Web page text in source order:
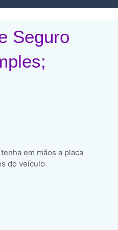
Seguro
em mãos a placa
do veículo.